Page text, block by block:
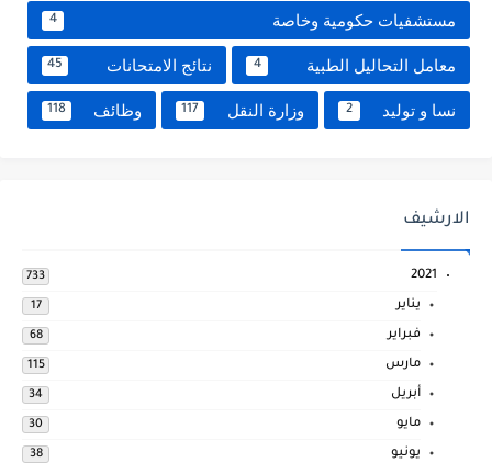
مستشفيات حكومية وخاصة 4
معامل التحاليل الطبية 4 نتائج الامتحانات 45
نسا و توليد 2 وزارة النقل 117 وظائف 118
الارشيف
2021
733
يناير 17
فبراير 68
مارس 115
أبريل 34
مايو 30
يونيو 38